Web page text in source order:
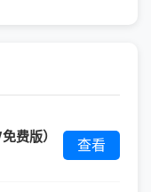
费版） 查看